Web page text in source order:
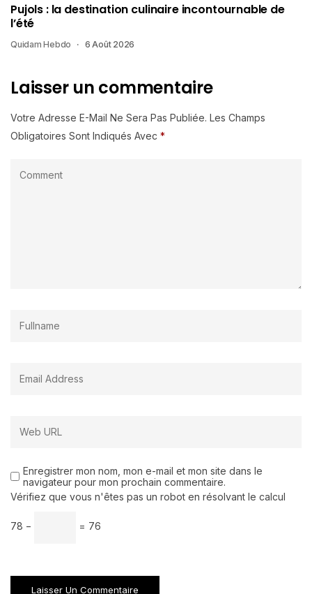
Pujols : la destination culinaire incontournable de
l’été
Quidam Hebdo 6 Août 2026
Laisser un commentaire
Votre Adresse E-Mail Ne Sera Pas Publiée. Les Champs
Obligatoires Sont Indiqués Avec *
Enregistrer mon nom, mon e-mail et mon site dans le
navigateur pour mon prochain commentaire.
Vérifiez que vous n'êtes pas un robot en résolvant le calcul
78 − = 76